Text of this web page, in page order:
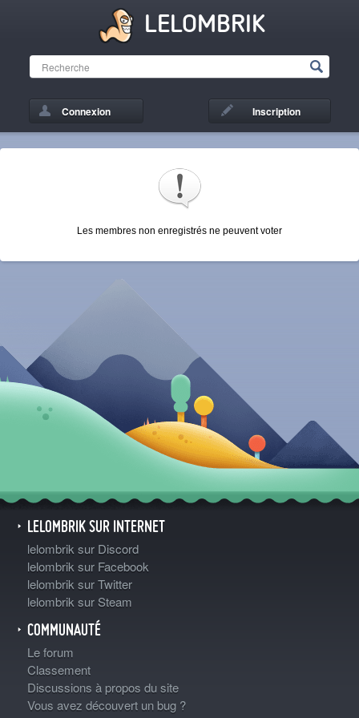
LELOMBRIK
Connexion Inscription
Les membres non enregistrés ne peuvent voter
LELOMBRIK SUR INTERNET
lelombrik sur Discord
lelombrik sur Facebook
lelombrik sur Twitter
lelombrik sur Steam
COMMUNAUTÉ
Le forum
Classement
Discussions à propos du site
Vous avez découvert un bug ?